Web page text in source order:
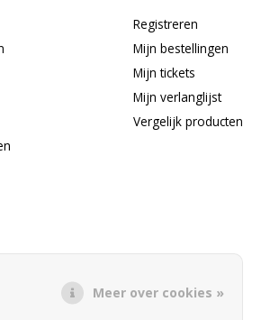
Registreren
Mijn bestellingen
Mijn tickets
Mijn verlanglijst
Vergelijk producten
Meer over cookies »